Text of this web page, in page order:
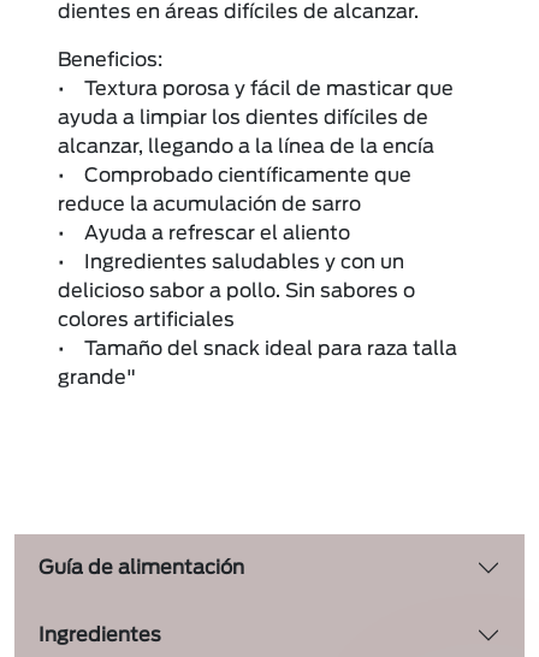
dientes en áreas difíciles de alcanzar.
Beneficios:
• Textura porosa y fácil de masticar que
ayuda a limpiar los dientes difíciles de
alcanzar, llegando a la línea de la encía
• Comprobado científicamente que
reduce la acumulación de sarro
• Ayuda a refrescar el aliento
• Ingredientes saludables y con un
delicioso sabor a pollo. Sin sabores o
colores artificiales
• Tamaño del snack ideal para raza talla
grande"
Guía de alimentación
Ingredientes